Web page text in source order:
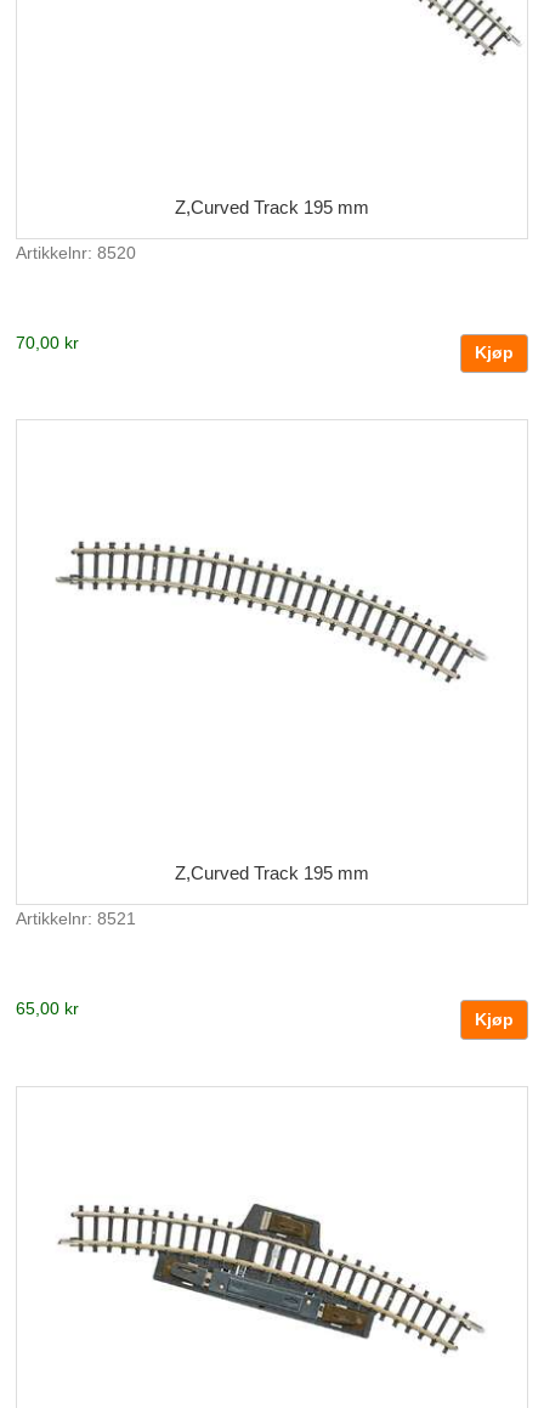
Z,Curved Track 195 mm
Artikkelnr: 8520
70,00 kr
Z,Curved Track 195 mm
Artikkelnr: 8521
65,00 kr